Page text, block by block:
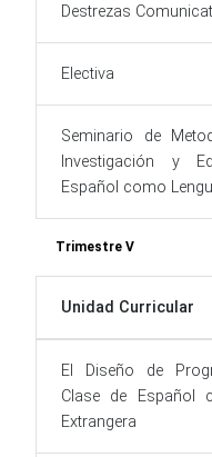
Destrezas
Electiva
Seminario de
Investigación y
Español como
Trimestre V
Unidad Curricular
El Diseño de
Clase de Español
Extrangera